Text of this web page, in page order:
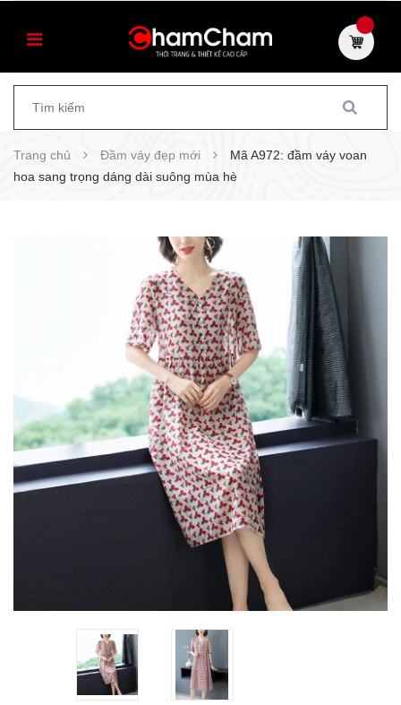
Trang chủ Đầm váy đẹp mới
Mã A972: đầm váy voan
hoa sang trọng dáng dài suông mùa hè